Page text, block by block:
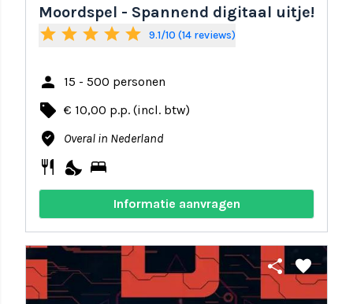
Moordspel - Spannend digitaal uitje!
star star star star star 9.1/10 (14 reviews)
person 15 - 500 personen
local_offer € 10,00 p.p. (incl. btw)
where_to_vote Overal in Nederland
restaurant nights_stay bed
Informatie aanvragen
share favorite